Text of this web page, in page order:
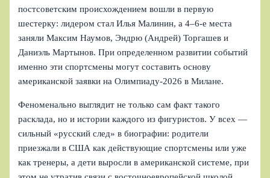
постсоветским происхождением вошли в первую
шестерку: лидером стал Илья Малинин, а 4–6-е места
заняли Максим Наумов, Эндрю (Андрей) Торгашев и
Даниэль Мартынов. При определенном развитии событий
именно эти спортсмены могут составить основу
американской заявки на Олимпиаду-2026 в Милане.
Феноменально выглядит не только сам факт такого
расклада, но и истории каждого из фигуристов. У всех —
сильный «русский след» в биографии: родители
приезжали в США как действующие спортсмены или уже
как тренеры, а дети выросли в американской системе, при